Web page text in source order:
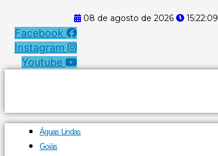
08 de agosto de 2026 15:22:10
Facebook
Instagram
Youtube
Águas Lindas
Goiás